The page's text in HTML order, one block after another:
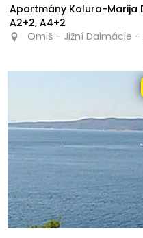
Apartmány Kolura-Marija
A2+2, A4+2
Omiš - Jižní Dalmácie -